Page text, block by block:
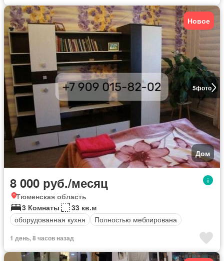
5фото
Новое
Дом
8 000 руб./месяц
Тюменская область
3 Комнаты
33 кв.м
оборудованная кухня
Полностью меблирована
1 день, 8 часов назад